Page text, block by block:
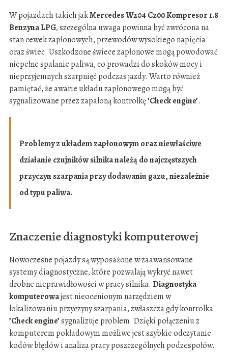
W pojazdach takich jakMercedes W204 C200 Kompresor 1.8
Benzyna LPG, szczególna uwaga powinna być zwrócona na
stan cewek zapłonowych, przewodów wysokiego napięcia
oraz świec. Uszkodzone świece zapłonowe mogą powodować
niepełne spalanie paliwa, co prowadzi do skoków mocy i
nieprzyjemnych szarpnięć podczas jazdy. Warto również
pamiętać, że awarie układu zapłonowego mogą być
sygnalizowane przez zapaloną kontrolkę’Check engine’.
Problemy z układem zapłonowym oraz niewłaściwe
działanie czujników silnika należą do najczęstszych
przyczyn szarpania przy dodawaniu gazu, niezależnie
od typu paliwa.
Znaczenie diagnostyki komputerowej
Nowoczesne pojazdy są wyposażone w zaawansowane
systemy diagnostyczne, które pozwalają wykryć nawet
drobne nieprawidłowości w pracy silnika. Diagnostyka
komputerowajest nieocenionym narzędziem w
lokalizowaniu przyczyny szarpania, zwłaszcza gdy kontrolka
’Check engine’sygnalizuje problem. Dzięki połączeniu z
komputerem pokładowym możliwe jest szybkie odczytanie
kodów błędów i analiza pracy poszczególnych podzespołów.